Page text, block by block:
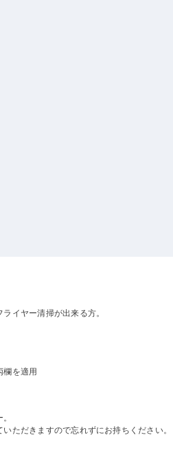
イヤー清掃が出来る方。
欄を適用
ただきますので忘れずにお持ちください。